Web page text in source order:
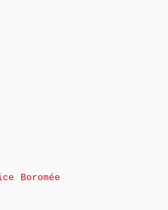
Boromée